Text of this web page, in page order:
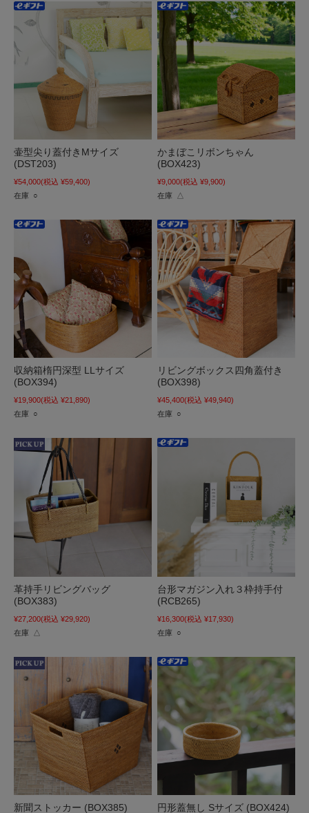
壷型尖り蓋付きMサイズ
(DST203)
¥54,000(税込 ¥59,400)
在庫 ○
かまぼこリボンちゃん
(BOX423)
¥9,000(税込 ¥9,900)
在庫 △
収納箱楕円深型 LLサイズ
(BOX394)
¥19,900(税込 ¥21,890)
在庫 ○
リビングボックス四角蓋付き
(BOX398)
¥45,400(税込 ¥49,940)
在庫 ○
革持手リビングバッグ
(BOX383)
¥27,200(税込 ¥29,920)
在庫 △
台形マガジン入れ３枠持手付
(RCB265)
¥16,300(税込 ¥17,930)
在庫 ○
新聞ストッカー (BOX385) 円形蓋無し Sサイズ (BOX424)